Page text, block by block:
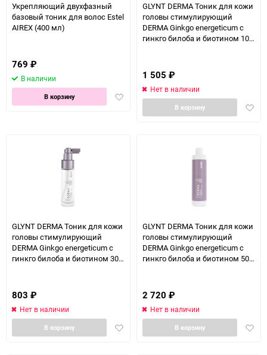
Укрепляющий двухфазный
базовый тоник для волос Estel
AIREX (400 мл)
769 ₽
В наличии
Добавить
избранное
В корзину
GLYNT DERMA Тоник для кожи
головы стимулирующий
DERMA Ginkgo energeticum с
гинкго билоба и биотином 100
1 505 ₽
Нет в наличии
В корзину
GLYNT DERMA Тоник для кожи
головы стимулирующий
DERMA Ginkgo energeticum с
гинкго билоба и биотином 30
803 ₽
Нет в наличии
Добавить
В корзину
GLYNT DERMA Тоник для кожи
головы стимулирующий
DERMA Ginkgo energeticum с
гинкго билоба и биотином 500
2 720 ₽
Нет в наличии
В корзину